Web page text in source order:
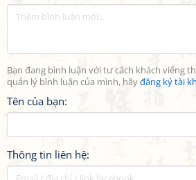
Bạn đang bình luận với tư cách khách viếng
quản lý bình luận của mình, hãyđăng ký tài
Tên của bạn:
Thông tin liên hệ: